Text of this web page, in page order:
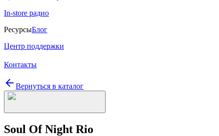
In-store радио
РесурсыБлог
Центр поддержки
Контакты
Вернуться в каталог
Soul Of Night Rio